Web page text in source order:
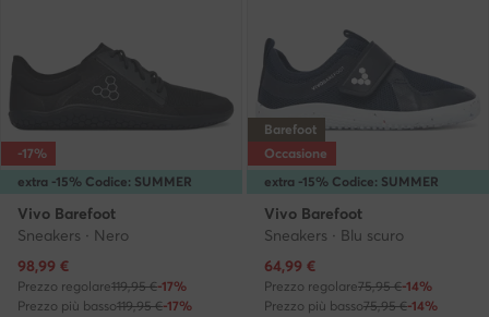
extra -15% Codice: SUMMER
-17%
Vivo Barefoot
Sneakers · Nero
Prezzo attuale
98,99 €
Prezzo regolare119,95 €-17%
Prezzo più basso119,95 €-17%
extra -15% Codice: SUMMER
Barefoot
Occasione
Vivo Barefoot
Sneakers · Blu scuro
Prezzo attuale
64,99 €
Prezzo regolare75,95 €-14%
Prezzo più basso75,95 €-14%